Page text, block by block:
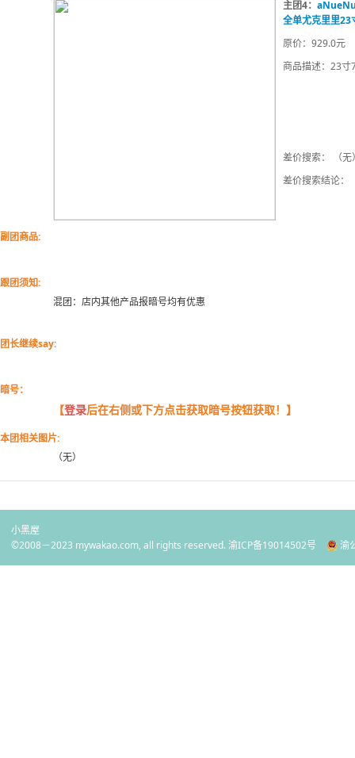
主团4：
全单尤克里里23
原价：929.0元
商品描述：23
差价搜索： （无
差价搜索结论：
副团商品:
跟团须知:
混团：店内其他产品报暗号均有优惠
团长继续say:
暗号：
【登录后在右侧或下方点击获取暗号按钮获取！】
本团相关图片:
（无）
小黑屋
©2008－2023 mywakao.com, all rights reserved.渝ICP备19014502号 渝